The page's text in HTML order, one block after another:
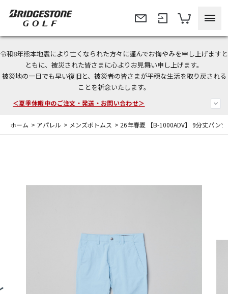
令和8年熊本地震により亡くなられた方々に謹んでお悔やみを申し上げますと
ともに、被災された皆さまに心よりお見舞い申し上げます。
被災地の一日でも早い復旧と、被災者の皆さまが平穏な生活を取り戻される
ことを祈念いたします。
今なら新規会員登録で1,000円OFFクーポンプレゼント！
＜商品配送に関するお知らせ＞
＜夏季休暇中のご注文・発送・お問い合わせ＞
ホーム > アパレル > メンズボトムス > 26年春夏 【B-1000ADV】 9分丈パンツ